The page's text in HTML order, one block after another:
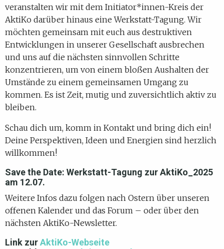
veranstalten wir mit dem Initiator*innen-Kreis der
AktiKo darüber hinaus eine Werkstatt-Tagung. Wir
möchten gemeinsam mit euch aus destruktiven
Entwicklungen in unserer Gesellschaft ausbrechen
und uns auf die nächsten sinnvollen Schritte
konzentrieren, um von einem bloßen Aushalten der
Umstände zu einem gemeinsamen Umgang zu
kommen. Es ist Zeit, mutig und zuversichtlich aktiv zu
bleiben.
Schau dich um, komm in Kontakt und bring dich ein!
Deine Perspektiven, Ideen und Energien sind herzlich
willkommen!
Save the Date: Werkstatt-Tagung zur AktiKo_2025
am 12.07.
Weitere Infos dazu folgen nach Ostern über unseren
offenen Kalender und das Forum – oder über den
nächsten AktiKo-Newsletter.
Link zurAktiKo-Webseite